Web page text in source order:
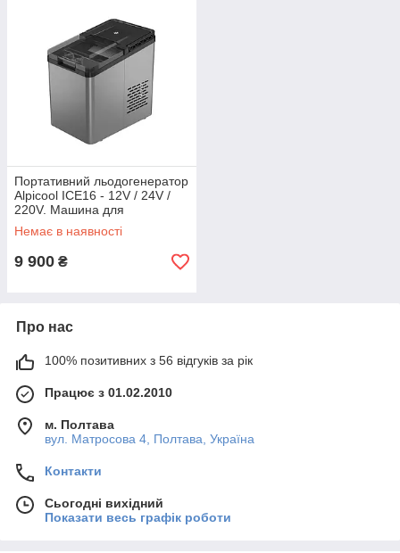
Портативний льодогенератор
Alpicool ICE16 - 12V / 24V /
220V. Машина для
виготовлення льоду
Немає в наявності
9 900 ₴
Про нас
100% позитивних з 56 відгуків за рік
Працює з 01.02.2010
м. Полтава
вул. Матросова 4, Полтава, Україна
Контакти
Сьогодні вихідний
Показати весь графік роботи